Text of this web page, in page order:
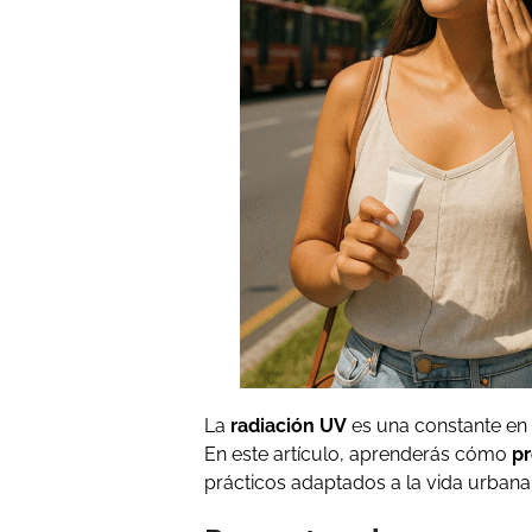
La radiación UV es una constante
En este artículo, aprenderás cómo
prácticos adaptados a la vida